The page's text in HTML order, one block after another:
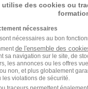
conteneur qui
métier de l'ombre qui fait
?
pays. De la prise
il jongle
utilise des cookies ou
nécessaires
nécessaires au bon
de l'ensemble des
sa navigation sur le site, de
les annonces ou les offres
non, et plus globalement
violations de sécurité.